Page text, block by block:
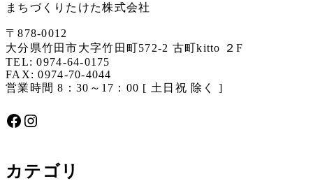
まちづくりたけた株式会社
〒878-0012
大分県竹田市大字竹田町572-2 古町kitto ２F
TEL: 0974-64-0175
FAX: 0974-70-4044
営業時間 8：30～17：00 [ 土日祝 除く ]
Facebook Instagram
カテゴリ